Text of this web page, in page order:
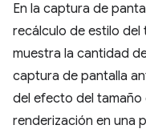
En la captura de
recálculo de estilo del
muestra la cantidad
captura de pantalla
del efecto del tamaño
renderización en una